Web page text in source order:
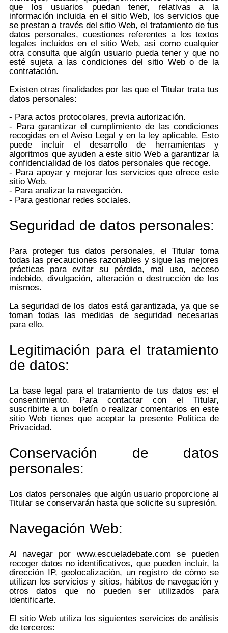
que los usuarios puedan tener, relativas a la
información incluida en el sitio Web, los servicios que
se prestan a través del sitio Web, el tratamiento de tus
datos personales, cuestiones referentes a los textos
legales incluidos en el sitio Web, así como cualquier
otra consulta que algún usuario pueda tener y que no
esté sujeta a las condiciones del sitio Web o de la
contratación.
Existen otras finalidades por las que el Titular trata tus
datos personales:
- Para actos protocolares, previa autorización.
- Para garantizar el cumplimiento de las condiciones
recogidas en el Aviso Legal y en la ley aplicable. Esto
puede incluir el desarrollo de herramientas y
algoritmos que ayuden a este sitio Web a garantizar la
confidencialidad de los datos personales que recoge.
- Para apoyar y mejorar los servicios que ofrece este
sitio Web.
- Para analizar la navegación.
- Para gestionar redes sociales.
Seguridad de datos personales:
Para proteger tus datos personales, el Titular toma
todas las precauciones razonables y sigue las mejores
prácticas para evitar su pérdida, mal uso, acceso
indebido, divulgación, alteración o destrucción de los
mismos.
La seguridad de los datos está garantizada, ya que se
toman todas las medidas de seguridad necesarias
para ello.
Legitimación para el tratamiento
de datos:
La base legal para el tratamiento de tus datos es: el
consentimiento. Para contactar con el Titular,
suscribirte a un boletín o realizar comentarios en este
sitio Web tienes que aceptar la presente Política de
Privacidad.
Conservación de datos
personales:
Los datos personales que algún usuario proporcione al
Titular se conservarán hasta que solicite su supresión.
Navegación Web:
Al navegar por www.escueladebate.com se pueden
recoger datos no identificativos, que pueden incluir, la
dirección IP, geolocalización, un registro de cómo se
utilizan los servicios y sitios, hábitos de navegación y
otros datos que no pueden ser utilizados para
identificarte.
El sitio Web utiliza los siguientes servicios de análisis
de terceros: